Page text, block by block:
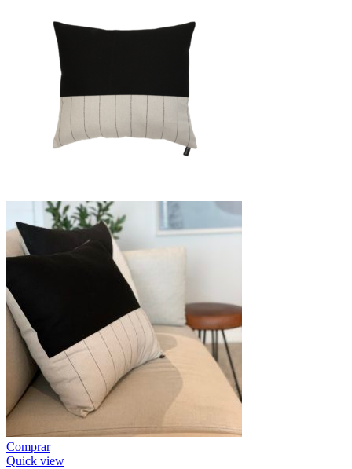
Comprar
Quick view